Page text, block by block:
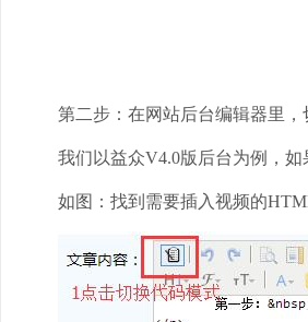
第二步：在网站后台编辑器里
我们以益众V4.0版后台为例，如
如图：找到需要插入视频的